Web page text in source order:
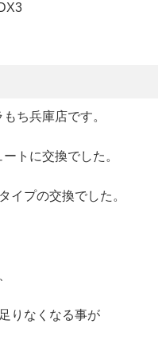
ち兵庫店です。
トに交換でした。
イプの交換でした。
りなくなる事が